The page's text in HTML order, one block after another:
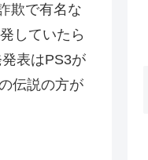
欺で有名な
していたら
表はPS3が
伝説の方が